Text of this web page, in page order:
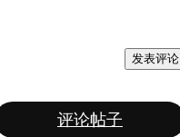
发表评论
评论帖子